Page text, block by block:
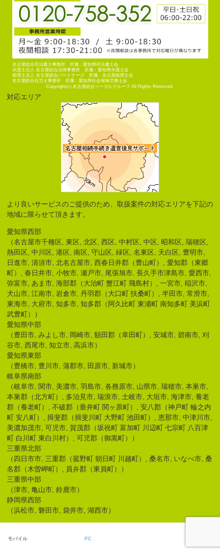
名古屋総合司法書士事務所 所属：愛知県司法書士会
弁護士法人 名古屋総合法律事務所 所属：愛知県弁護士会
税理士法人 名古屋総合パートナーズ 所属：名古屋税理士会
名古屋総合社労士事務所 所属：愛知県社会保険労務士会
Copyright(c) 名古屋総合リーガルグループ All Rights Reserved.
対応エリア
より良いサービスのご提供のため、取扱案件の対応エリアを下記の
地域に限らせて頂きます。
愛知県西部
（名古屋市千種区, 東区, 北区, 西区, 中村区, 中区, 昭和区, 瑞穂区,
熱田区, 中川区, 港区, 南区, 守山区, 緑区, 名東区, 天白区, 豊明市,
日進市, 清須市, 北名古屋市, 西春日井郡（豊山町）, 愛知郡（東郷
町）, 春日井市, 小牧市, 瀬戸市, 尾張旭市, 長久手市津島市, 愛西市,
弥富市, あま市, 海部郡（大治町 蟹江町 飛島村）, 一宮市, 稲沢市,
犬山市, 江南市, 岩倉市, 丹羽郡（大口町 扶桑町）, 半田市, 常滑市,
東海市, 大府市, 知多市, 知多郡（阿久比町 東浦町 南知多町 美浜町
武豊町））
愛知県中部
（豊田市, みよし市, 岡崎市, 額田郡（幸田町）, 安城市, 碧南市, 刈
谷市, 西尾市, 知立市, 高浜市）
愛知県東部
（豊橋市, 豊川市, 蒲郡市, 田原市, 新城市）
岐阜県南部
（岐阜市, 関市, 美濃市, 羽島市, 各務原市, 山県市, 瑞穂市, 本巣市,
本巣郡（北方町）, 多治見市, 瑞浪市, 土岐市, 大垣市, 海津市, 養老
郡（養老町）, 不破郡（垂井町 関ヶ原町）, 安八郡（神戸町 輪之内
町 安八町）, 揖斐郡（揖斐川町 大野町 池田町）, 恵那市, 中津川市,
美濃加茂市, 可児市, 賀茂郡（坂祝町 富加町 川辺町 七宗町 八百津
町 白川町 東白川村）, 可児郡（御嵩町））
三重県北部
（四日市市, 三重郡（菰野町 朝日町 川越町）, 桑名市, いなべ市, 桑
名郡（木曽岬町）, 員弁郡（東員町））
三重県中部
（津市, 亀山市, 鈴鹿市）
静岡県西部
（浜松市, 磐田市, 袋井市, 湖西市）
モバイル PC